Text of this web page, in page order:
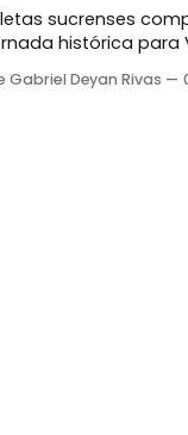
sucrenses
histórica para
tras conseguir
Gabriel Deyan Rivas